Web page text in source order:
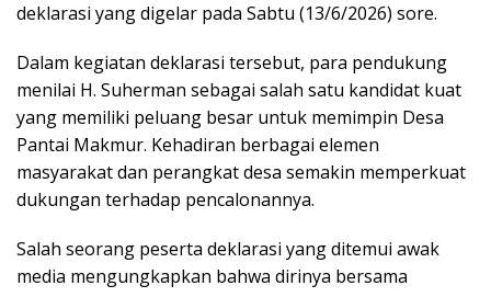
deklarasi yang digelar pada Sabtu (13/6/2026) sore.
Dalam kegiatan deklarasi tersebut, para pendukung
menilai H. Suherman sebagai salah satu kandidat kuat
yang memiliki peluang besar untuk memimpin Desa
Pantai Makmur. Kehadiran berbagai elemen
masyarakat dan perangkat desa semakin memperkuat
dukungan terhadap pencalonannya.
Salah seorang peserta deklarasi yang ditemui awak
media mengungkapkan bahwa dirinya bersama